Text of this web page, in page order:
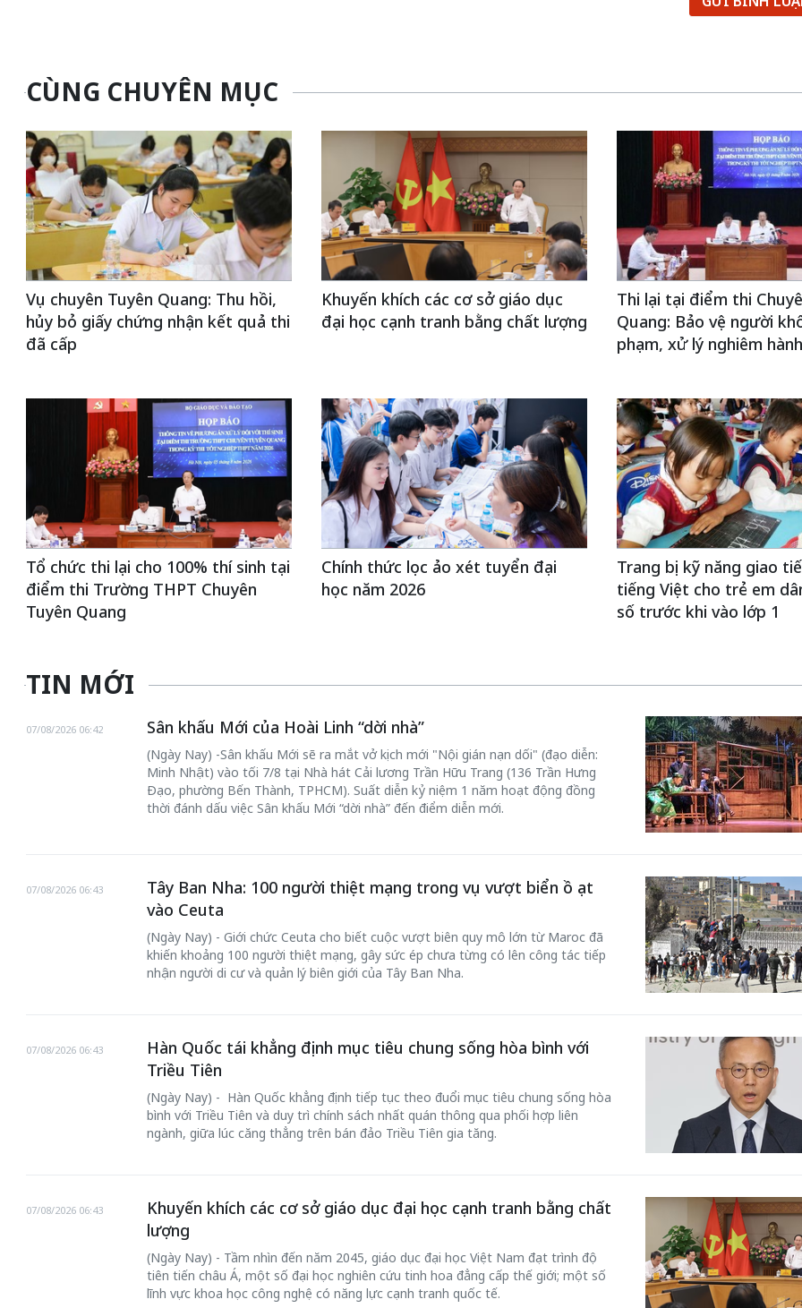
CÙNG CHUYÊN MỤC
Vụ chuyên Tuyên Quang: Thu hồi,
hủy bỏ giấy chứng nhận kết quả thi
đã cấp
Khuyến khích các cơ sở giáo dục
đại học cạnh tranh bằng chất lượng
Thi lại tại điểm thi
Quang: Bảo vệ người
phạm, xử lý nghiêm
Tổ chức thi lại cho 100% thí sinh tại
điểm thi Trường THPT Chuyên
Tuyên Quang
Chính thức lọc ảo xét tuyển đại
học năm 2026
Trang bị kỹ năng giao
tiếng Việt cho trẻ em
số trước khi vào lớp 1
TIN MỚI
Sân khấu Mới của Hoài Linh “dời nhà”
07/08/2026 06:42
(Ngày Nay) -Sân khấu Mới sẽ ra mắt vở kịch mới "Nội gián nạn dối" (đạo diễn:
Minh Nhật) vào tối 7/8 tại Nhà hát Cải lương Trần Hữu Trang (136 Trần Hưng
Đạo, phường Bến Thành, TPHCM). Suất diễn kỷ niệm 1 năm hoạt động đồng
thời đánh dấu việc Sân khấu Mới “dời nhà” đến điểm diễn mới.
Tây Ban Nha: 100 người thiệt mạng trong vụ vượt biển ồ ạt
vào Ceuta
07/08/2026 06:43
(Ngày Nay) - Giới chức Ceuta cho biết cuộc vượt biên quy mô lớn từ Maroc đã
khiến khoảng 100 người thiệt mạng, gây sức ép chưa từng có lên công tác tiếp
nhận người di cư và quản lý biên giới của Tây Ban Nha.
Hàn Quốc tái khẳng định mục tiêu chung sống hòa bình với
Triều Tiên
07/08/2026 06:43
(Ngày Nay) - Hàn Quốc khẳng định tiếp tục theo đuổi mục tiêu chung sống hòa
bình với Triều Tiên và duy trì chính sách nhất quán thông qua phối hợp liên
ngành, giữa lúc căng thẳng trên bán đảo Triều Tiên gia tăng.
Khuyến khích các cơ sở giáo dục đại học cạnh tranh bằng chất
lượng
07/08/2026 06:43
(Ngày Nay) - Tầm nhìn đến năm 2045, giáo dục đại học Việt Nam đạt trình độ
tiên tiến châu Á, một số đại học nghiên cứu tinh hoa đẳng cấp thế giới; một số
lĩnh vực khoa học công nghệ có năng lực cạnh tranh quốc tế.